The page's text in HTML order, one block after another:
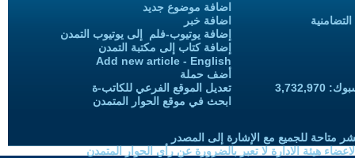
اضافة موضوع جديد
اضافة خبر
إضافة يوتيوب-فلم إلى يوتيوب التمدن
إضافة كتاب إلى مكتبة التمدن
Add new article - English
أضف حملة
تعديل الموقع الفرعي للكاتب-ة
ابحث في موقع الحوار المتمدن
متاحة للجميع مع الإشارة إلى المصدر
هيئة الادارة لا تعبر بالضرورة عن رأي الحوار المتمدن